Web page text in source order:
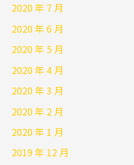
2020 年 7 月
2020 年 6 月
2020 年 5 月
2020 年 4 月
2020 年 3 月
2020 年 2 月
2020 年 1 月
2019 年 12 月